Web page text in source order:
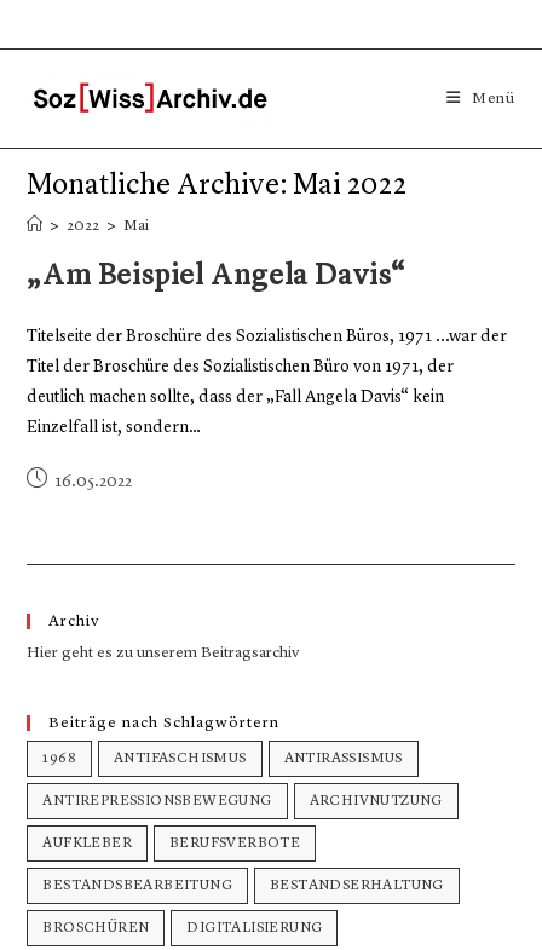
Menü
Monatliche Archive: Mai 2022
> 2022 > Mai
„Am Beispiel Angela Davis“
Titelseite der Broschüre des Sozialistischen Büros, 1971 ...war der
Titel der Broschüre des Sozialistischen Büro von 1971, der
deutlich machen sollte, dass der „Fall Angela Davis“ kein
Einzelfall ist, sondern…
16.05.2022
Archiv
Hier geht es zu unserem Beitragsarchiv
Beiträge nach Schlagwörtern
1968 ANTIFASCHISMUS ANTIRASSISMUS
ANTIREPRESSIONSBEWEGUNG ARCHIVNUTZUNG
AUFKLEBER BERUFSVERBOTE
BESTANDSBEARBEITUNG BESTANDSERHALTUNG
BROSCHÜREN DIGITALISIERUNG